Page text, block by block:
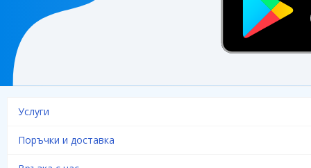
Услуги
Поръчки и доставка